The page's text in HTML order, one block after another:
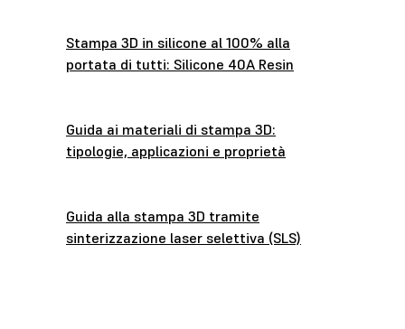
Stampa 3D in silicone al 100% alla
portata di tutti: Silicone 40A Resin
Guida ai materiali di stampa 3D:
tipologie, applicazioni e proprietà
Guida alla stampa 3D tramite
sinterizzazione laser selettiva (SLS)